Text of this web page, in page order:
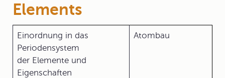
Elements
Einordnung in das
Periodensystem
der Elemente und
Eigenschaften
Atombau